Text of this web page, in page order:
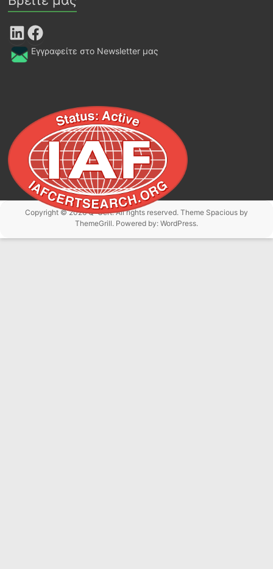
LinkedIn Facebook
Εγγραφείτε στο Newsletter μας
Copyright © 2026Q-Cert. All rights reserved. Theme Spaciousby
ThemeGrill. Powered by: WordPress.